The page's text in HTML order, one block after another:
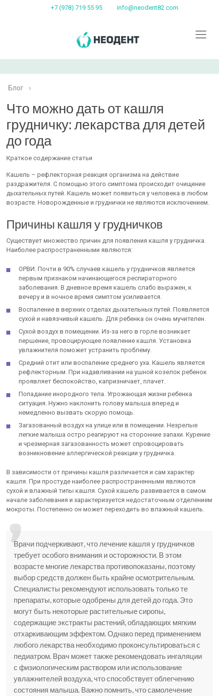
+7 (978) 719 55 95 info@neodent82.com
Блог ›
Что можно дать от кашля
грудничку: лекарства для детей
до года
Краткое содержание статьи
Кашель – рефлекторная реакция организма на действие
раздражителя. С помощью этого симптома происходит очищение
дыхательных путей. Кашель может появиться у человека в любом
возрасте. Новорожденные и груднички не являются исключением.
Причины кашля у грудничков
Существует множество причин для появления кашля у грудничка.
Наиболее распространенными являются:
ОРВИ. Почти в 90% случаев кашель у грудничков является
первым признаком начинающегося респираторного
заболевания. В дневное время кашель слабо выражен, к
вечеру и в ночное время симптом усиливается.
Воспаление в верхних отделах дыхательных путей. Появляется
сухой и навязчивый кашель. Для ребенка он очень мучителен.
Сухой воздух в помещении. Из-за него в горле возникает
першение, провоцирующее появление кашля. Установка
увлажнителя поможет устранить проблему.
Средний отит или воспаление среднего уха. Кашель является
рефлекторным. При надавливании на ушной козелок ребенок
проявляет беспокойство, капризничает, плачет.
Попадание инородного тела. Угрожающая жизни ребенка
ситуация. Нужно наклонить голову малыша вперед и
немедленно вызвать скорую помощь.
Загазованный воздух на улице или в помещении. Незрелые
легкие малыша остро реагируют на сторонние запахи. Курение
и чрезмерная загазованность может спровоцировать
возникновение аллергической реакции у грудничка.
В зависимости от причины кашля различается и сам характер
кашля. При простуде наиболее распространенными являются
сухой и влажный типы кашля. Сухой кашель развивается в самом
начале заболевания и характеризуется недостаточным отделением
мокроты. Постепенно он может переходить во влажный кашель.
Врачи подчеркивают, что лечение кашля у грудничков
требует особого внимания и осторожности. В этом
возрасте многие лекарства противопоказаны, поэтому
выбор средств должен быть крайне осмотрительным.
Специалисты рекомендуют использовать только те
препараты, которые одобрены для детей до года. Это
могут быть некоторые растительные сиропы,
содержащие экстракты растений, обладающих мягким
отхаркивающим эффектом. Однако перед применением
любого лекарства необходимо проконсультироваться с
педиатром. Врач может также рекомендовать ингаляции
с физиологическим раствором или использование
увлажнителей воздуха, что способствует облегчению
состояния малыша. Важно помнить, что самолечение